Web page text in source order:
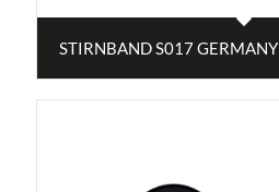
STIRNBAND S017 GERMANY